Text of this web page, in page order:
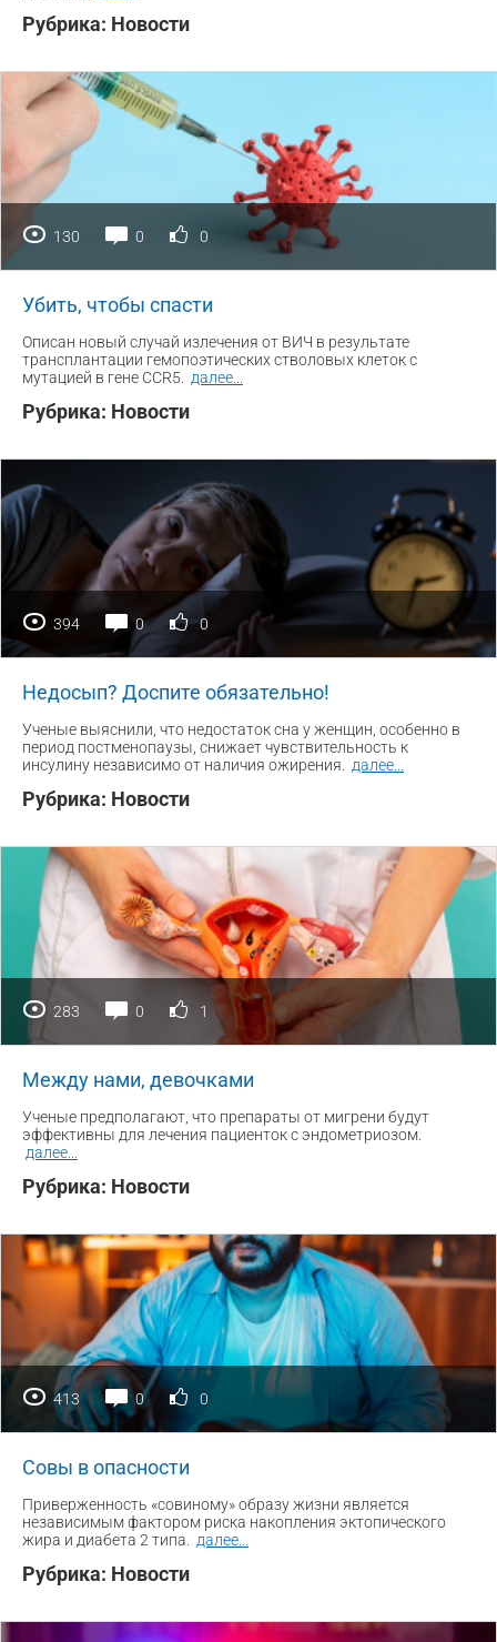
Рубрика: Новости
130 0 0
Убить, чтобы спасти
Описан новый случай излечения от ВИЧ в результате
трансплантации гемопоэтических стволовых клеток с
мутацией в гене CCR5.
далее
Рубрика: Новости
394 0 0
Недосып? Доспите обязательно!
Ученые выяснили, что недостаток сна у женщин, особенно в
период постменопаузы, снижает чувствительность к
инсулину независимо от наличия ожирения.
далее
Рубрика: Новости
283 0 1
Между нами, девочками
Ученые предполагают, что препараты от мигрени будут
эффективны для лечения пациенток с эндометриозом.
далее
Рубрика: Новости
413 0 0
Совы в опасности
Приверженность «совиному» образу жизни является
независимым фактором риска накопления эктопического
жира и диабета 2 типа.
далее
Рубрика: Новости